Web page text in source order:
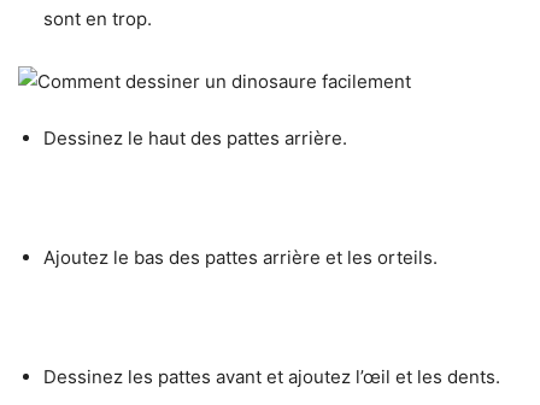
sont en trop.
Dessinez le haut des pattes arrière.
Ajoutez le bas des pattes arrière et les orteils.
Dessinez les pattes avant et ajoutez l’œil et les dents.